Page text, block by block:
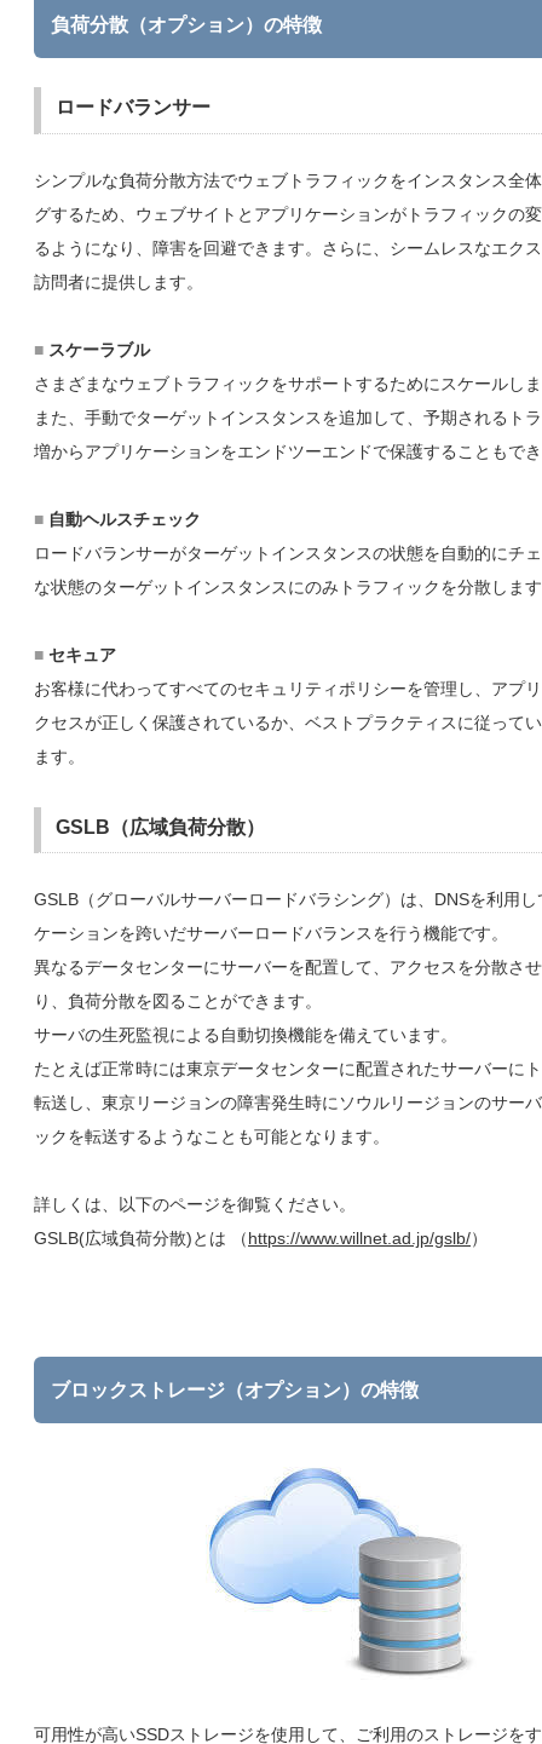
負荷分散（オプション）の特徴
ロードバランサー
シンプルな負荷分散方法でウェブトラフィックをインスタンス全
グするため、ウェブサイトとアプリケーションがトラフィックの
るようになり、障害を回避できます。さらに、シームレスなエク
訪問者に提供します。
■ スケーラブル
さまざまなウェブトラフィックをサポートするためにスケールし
また、手動でターゲットインスタンスを追加して、予期されるト
増からアプリケーションをエンドツーエンドで保護することもで
■ 自動ヘルスチェック
ロードバランサーがターゲットインスタンスの状態を自動的にチ
な状態のターゲットインスタンスにのみトラフィックを分散しま
■ セキュア
お客様に代わってすべてのセキュリティポリシーを管理し、アプ
クセスが正しく保護されているか、ベストプラクティスに従って
ます。
GSLB（広域負荷分散）
GSLB（グローバルサーバーロードバラシング）は、DNSを利用
ケーションを跨いだサーバーロードバランスを行う機能です。
異なるデータセンターにサーバーを配置して、アクセスを分散さ
り、負荷分散を図ることができます。
サーバの生死監視による自動切換機能を備えています。
たとえば正常時には東京データセンターに配置されたサーバーに
転送し、東京リージョンの障害発生時にソウルリージョンのサー
ックを転送するようなことも可能となります。
詳しくは、以下のページを御覧ください。
GSLB(広域負荷分散)とは （https://www.willnet.ad.jp/gslb/）
ブロックストレージ（オプション）の特徴
可用性が高いSSDストレージを使用して、ご利用のストレージを